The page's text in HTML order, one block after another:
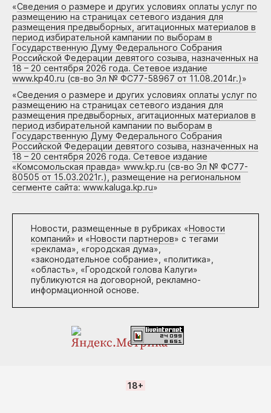
«Сведения о размере и других условиях оплаты услуг по
размещению на страницах сетевого издания для
размещения предвыборных, агитационных материалов в
период избирательной кампании по выборам в
Государственную Думу Федерального Собрания
Российской Федерации девятого созыва, назначенных на
18 – 20 сентября 2026 года. Сетевое издание
www.kp40.ru (св-во Эл № ФС77-58967 от 11.08.2014г.)»
«Сведения о размере и других условиях оплаты услуг по
размещению на страницах сетевого издания для
размещения предвыборных, агитационных материалов в
период избирательной кампании по выборам в
Государственную Думу Федерального Собрания
Российской Федерации девятого созыва, назначенных на
18 – 20 сентября 2026 года. Сетевое издание
«Комсомольская правда» www.kp.ru (св-во Эл № ФС77-
80505 от 15.03.2021г.), размещение на региональном
сегменте сайта: www.kaluga.kp.ru»
Новости, размещенные в рубриках «Новости
компаний» и «Новости партнеров» с тегами
«реклама», «городская дума»,
«законодательное собрание», «политика»,
«область», «Городской голова Калуги»
публикуются на договорной, рекламно-
информационной основе.
18+